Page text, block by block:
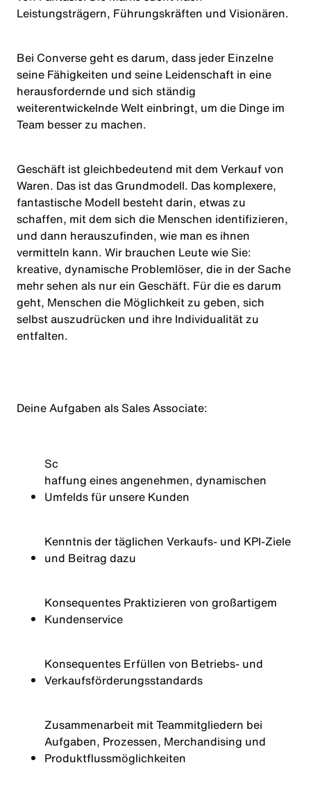
Leistungsträgern, Führungskräften und Visionären.
Bei Converse geht es darum, dass jeder Einzelne
seine Fähigkeiten und seine Leidenschaft in eine
herausfordernde und sich ständig
weiterentwickelnde Welt einbringt, um die Dinge im
Team besser zu machen.
Geschäft ist gleichbedeutend mit dem Verkauf von
Waren. Das ist das Grundmodell. Das komplexere,
fantastische Modell besteht darin, etwas zu
schaffen, mit dem sich die Menschen identifizieren,
und dann herauszufinden, wie man es ihnen
vermitteln kann. Wir brauchen Leute wie Sie:
kreative, dynamische Problemlöser, die in der Sache
mehr sehen als nur ein Geschäft. Für die es darum
geht, Menschen die Möglichkeit zu geben, sich
selbst auszudrücken und ihre Individualität zu
entfalten.
Deine Aufgaben alsSales Associate:
Sc
haffung eines angenehmen, dynamischen
Umfelds für unsere Kunden
Kenntnis der täglichen Verkaufs- und KPI-Ziele
und Beitrag dazu
Konsequentes Praktizieren von großartigem
Kundenservice
Konsequentes Erfüllen von Betriebs- und
Verkaufsförderungsstandards
Zusammenarbeit mit Teammitgliedern bei
Aufgaben, Prozessen, Merchandising und
Produktflussmöglichkeiten